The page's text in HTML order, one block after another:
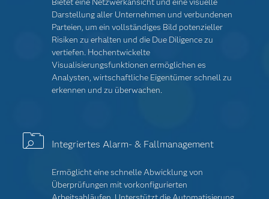
Darstellung aller Unternehmen und verbundenen
Parteien, um ein vollständiges Bild potenzieller
Risiken zu erhalten und die Due Diligence zu
vertiefen. Hochentwickelte
Visualisierungsfunktionen ermöglichen es
Analysten, wirtschaftliche Eigentümer schnell zu
erkennen und zu überwachen.
Integriertes Alarm- & Fallmanagement
Ermöglicht eine schnelle Abwicklung von
Überprüfungen mit vorkonfigurierten